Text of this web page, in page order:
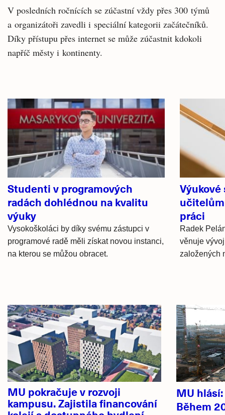
V posledních ročnících se zúčastní vždy přes 300 týmů
a organizátoři zavedli i speciální kategorii začátečníků.
Díky přístupu přes internet se může zúčastnit kdokoli
napříč městy i kontinenty.
Související
články
Studenti v programových
radách dohlédnou na kvalitu
výuky
Vysokoškoláci by díky svému zástupci v
programové radě měli získat novou instanci,
na kterou se můžou obracet.
práci
Radek
věnuje
založených
Hlavní
novinky
MU pokračuje v rozvoji
kampusu. Zajistila financování
MU
Během